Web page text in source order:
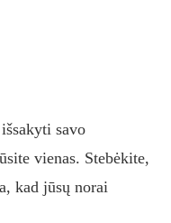
savo
vienas. Stebėkite,
kad jūsų norai